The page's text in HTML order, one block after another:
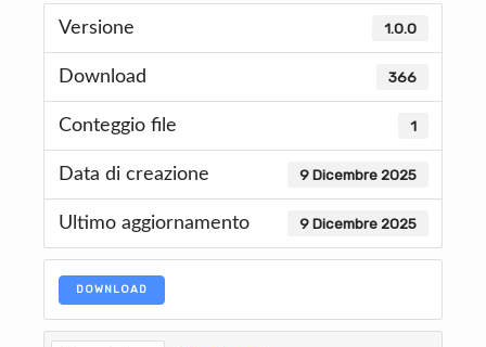
Versione 1.0.0
Download 366
Conteggio file 1
Data di creazione 9 Dicembre 2025
Ultimo aggiornamento 9 Dicembre 2025
DOWNLOAD